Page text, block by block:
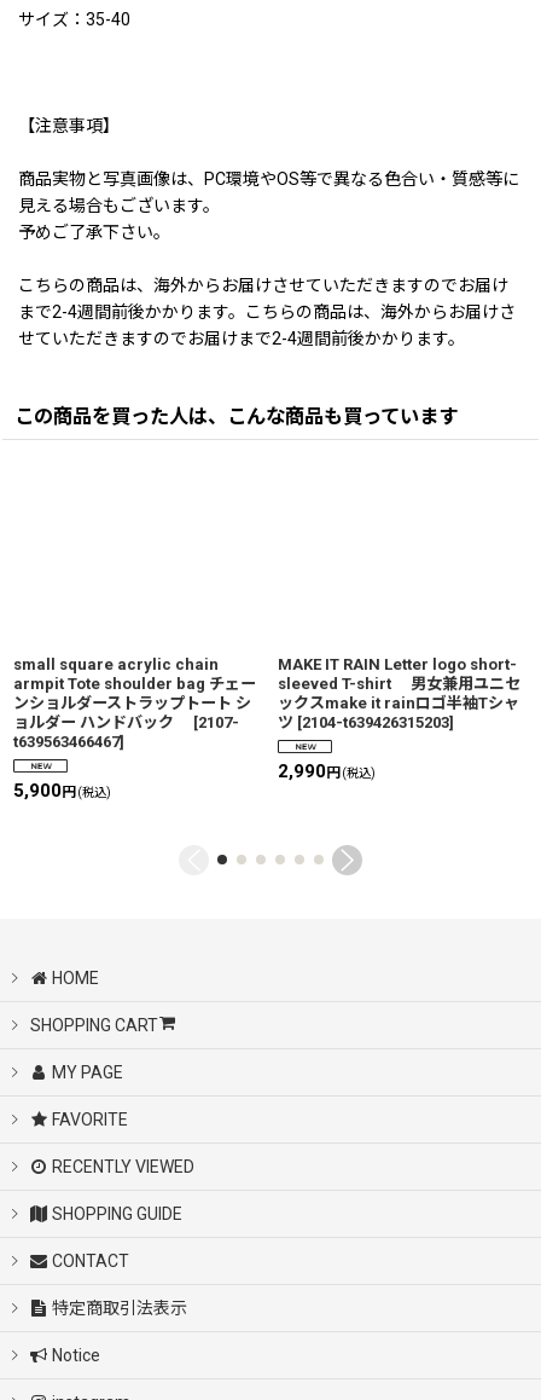
サイズ：35-40
【注意事項】
商品実物と写真画像は、PC環境やOS等で異なる色合い・質感等に
見える場合もございます。
予めご了承下さい。
こちらの商品は、海外からお届けさせていただきますのでお届け
まで2-4週間前後かかります。こちらの商品は、海外からお届けさ
せていただきますのでお届けまで2-4週間前後かかります。
この商品を買った人は、こんな商品も買っています
small square acrylic chain
armpit Tote shoulder bag チェー
ンショルダーストラップトート シ
ョルダー ハンドバック
[2107-
t639563466467]
5,900円(税込)
MAKE IT RAIN Letter logo short-
sleeved T-shirt 男女兼用ユニセ
ックスmake it rainロゴ半袖Tシャ
ツ [2104-t639426315203]
2,990円(税込)
HOME
SHOPPING CART
MY PAGE
FAVORITE
RECENTLY VIEWED
SHOPPING GUIDE
CONTACT
特定商取引法表示
Notice